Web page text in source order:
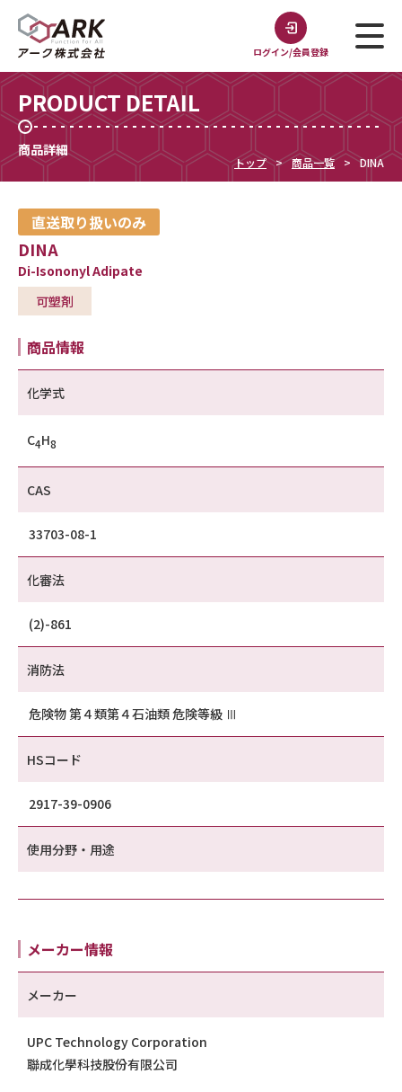
ログイン/会員登録
PRODUCT DETAIL
商品詳細
トップ 商品一覧 DINA
直送取り扱いのみ
DINA
Di-Isononyl Adipate
可塑剤
商品情報
化学式
C4H8
CAS
33703-08-1
化審法
(2)-861
消防法
危険物 第４類第４石油類 危険等級 Ⅲ
HSコード
2917-39-0906
使用分野・用途
メーカー情報
メーカー
UPC Technology Corporation
聯成化學科技股份有限公司